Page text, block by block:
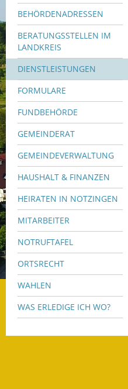
BEHÖRDENADRESSEN
BERATUNGSSTELLEN IM
LANDKREIS
DIENSTLEISTUNGEN
FORMULARE
FUNDBEHÖRDE
GEMEINDERAT
GEMEINDEVERWALTUNG
HAUSHALT & FINANZEN
HEIRATEN IN NOTZINGEN
MITARBEITER
NOTRUFTAFEL
ORTSRECHT
WAHLEN
WAS ERLEDIGE ICH WO?